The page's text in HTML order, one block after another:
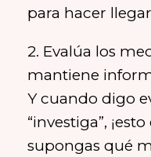
para hacer
2. Evalúa los
mantiene
Y cuando digo
“investiga”,
supongas qué